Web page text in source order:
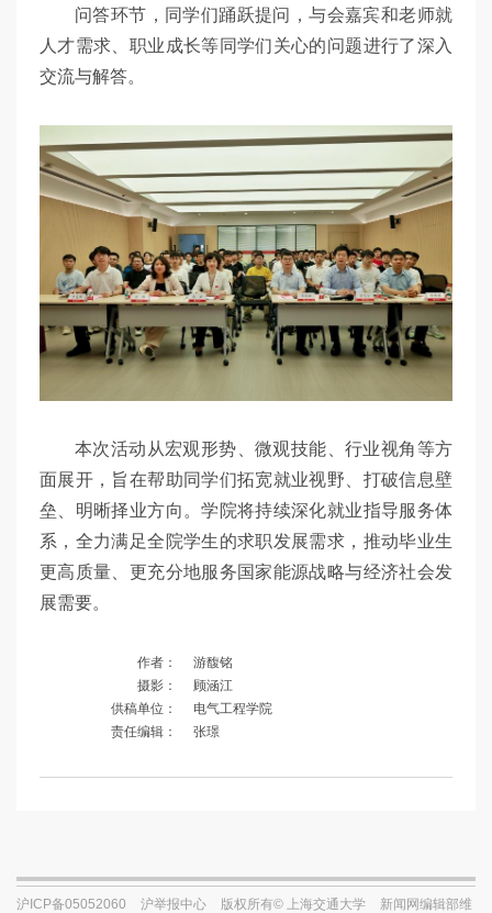
问答环节，同学们踊跃提问，与会嘉宾和老师就
人才需求、职业成长等同学们关心的问题进行了深入
交流与解答。
本次活动从宏观形势、微观技能、行业视角等方
面展开，旨在帮助同学们拓宽就业视野、打破信息壁
垒、明晰择业方向。学院将持续深化就业指导服务体
系，全力满足全院学生的求职发展需求，推动毕业生
更高质量、更充分地服务国家能源战略与经济社会发
展需要。
作者：
游馥铭
摄影：
顾涵江
供稿单位：
电气工程学院
责任编辑：
张璟
沪ICP备05052060 沪举报中心 版权所有© 上海交通大学 新闻网编辑部维